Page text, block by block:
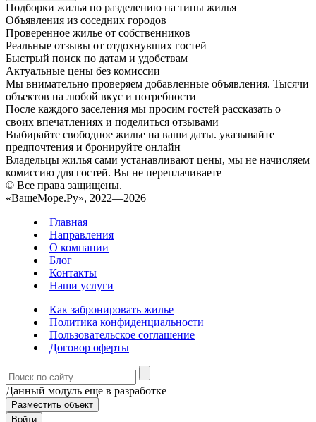
Подборки жилья по разделению на типы жилья
Объявления из соседних городов
Проверенное жилье от собственников
Реальные отзывы от отдохнувших гостей
Быстрый поиск по датам и удобствам
Актуальные цены без комиссии
Мы внимательно проверяем добавленные объявления. Тысячи
объектов на любой вкус и потребности
После каждого заселения мы просим гостей рассказать о
своих впечатлениях и поделиться отзывами
Выбирайте свободное жилье на ваши даты. указывайте
предпочтения и бронируйте онлайн
Владельцы жилья сами устанавливают цены, мы не начисляем
комиссию для гостей. Вы не переплачиваете
© Все права защищены.
«ВашеМоре.Ру», 2022—2026
Главная
Направления
О компании
Блог
Контакты
Наши услуги
Как забронировать жилье
Политика конфиденциальности
Пользовательское соглашение
Договор оферты
Данный модуль еще в разработке
Разместить объект
Войти